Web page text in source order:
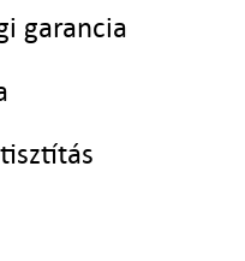
garancia